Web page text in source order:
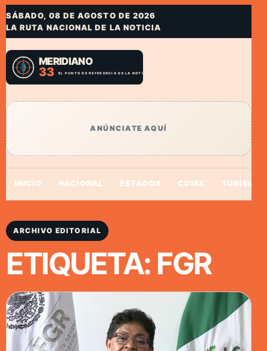
SÁBADO, 08 DE AGOSTO DE 2026
LA RUTA NACIONAL DE LA NOTICIA
ANÚNCIATE AQUÍ
INICIO NACIONAL ESTADOS CDMX TURISMO
ARCHIVO EDITORIAL
ETIQUETA: FGR